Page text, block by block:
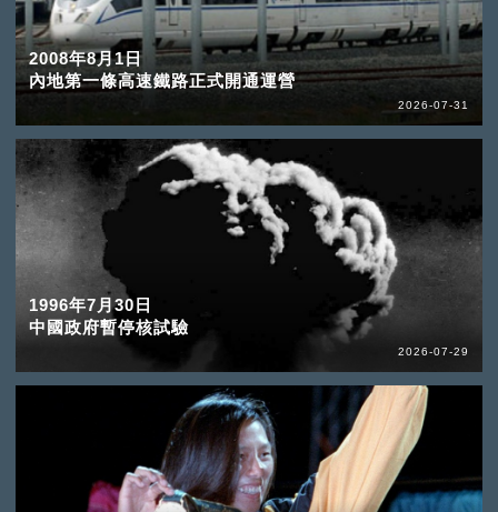
2008年8月1日
內地第一條高速鐵路正式開通運營
2026-07-31
1996年7月30日
中國政府暫停核試驗
2026-07-29